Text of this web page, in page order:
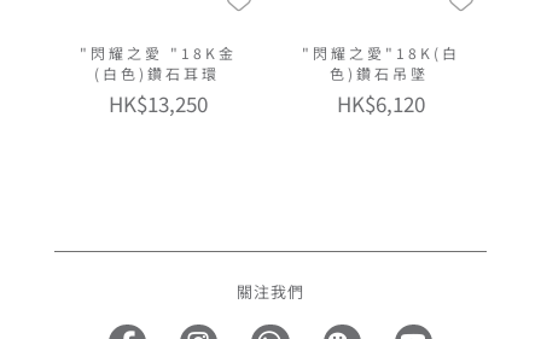
"閃耀之愛 "18K金
(白色)鑽石耳環
HK$13,250
"閃耀之愛"18K(白
色)鑽石吊墜
HK$6,120
關注我們